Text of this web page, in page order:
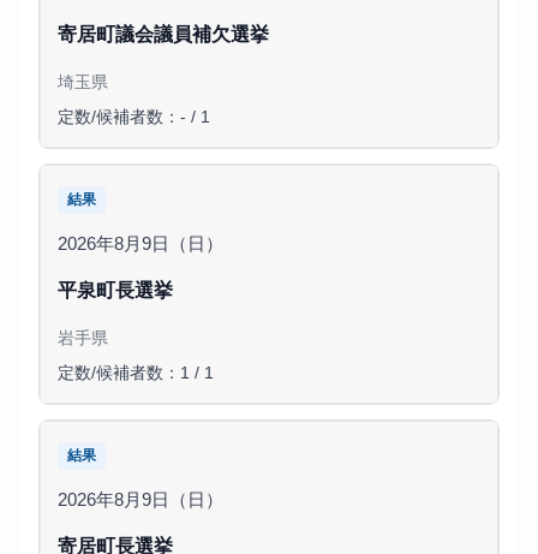
寄居町議会議員補欠選挙
埼玉県
定数/候補者数：- / 1
結果
2026年8月9日（日）
平泉町長選挙
岩手県
定数/候補者数：1 / 1
結果
2026年8月9日（日）
寄居町長選挙